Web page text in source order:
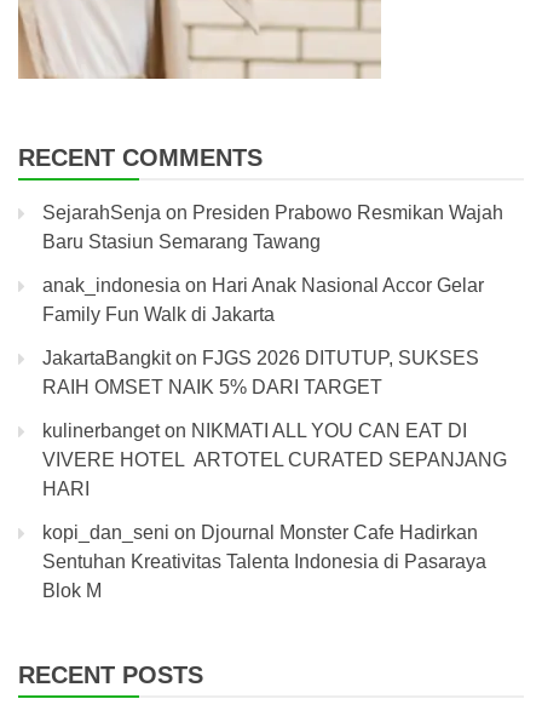
RECENT COMMENTS
SejarahSenja on Presiden Prabowo Resmikan Wajah
Baru Stasiun Semarang Tawang
anak_indonesia on Hari Anak Nasional Accor Gelar
Family Fun Walk di Jakarta
JakartaBangkiton FJGS 2026 DITUTUP, SUKSES
RAIH OMSET NAIK 5% DARI TARGET
kulinerbangeton NIKMATI ALL YOU CAN EAT DI
VIVERE HOTEL ARTOTEL CURATED SEPANJANG
HARI
kopi_dan_seni on Djournal Monster Cafe Hadirkan
Sentuhan Kreativitas Talenta Indonesia di Pasaraya
Blok M
RECENT POSTS